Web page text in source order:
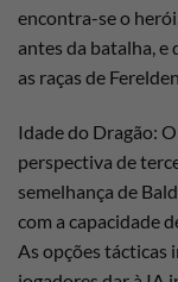
encontra-se o
antes da batalha,
as raças de
Idade do Dragão:
perspectiva de
semelhança de
com a capacidade
As opções tácticas